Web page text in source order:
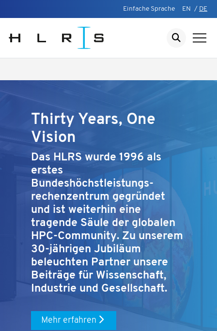
Einfache Sprache EN / DE
Thirty Years, One
Vision
Das HLRS wurde 1996 als
erstes
Bundeshöchstleistungs-
rechenzentrum gegründet
und ist weiterhin eine
tragende Säule der globalen
HPC-Community. Zu unserem
30-jährigen Jubiläum
beleuchten Partner unsere
Beiträge für Wissenschaft,
Industrie und Gesellschaft.
Mehr erfahren